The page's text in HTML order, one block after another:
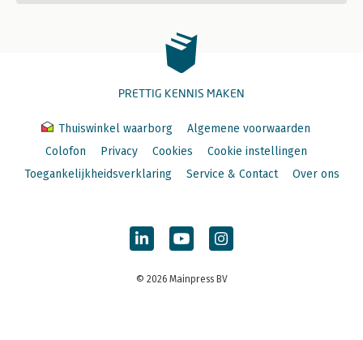
PRETTIG KENNIS MAKEN
Thuiswinkel waarborg
Algemene voorwaarden
Colofon
Privacy Cookies
Cookie instellingen
Toegankelijkheidsverklaring
Service & Contact Over ons
© 2026 Mainpress BV